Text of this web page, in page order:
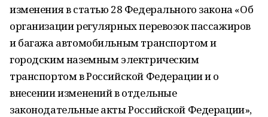
изменения в статью 28 Федерального закона «Об
организации регулярных перевозок пассажиров
и багажа автомобильным транспортом и
городским наземным электрическим
транспортом в Российской Федерации и о
внесении изменений в отдельные
законодательные акты Российской Федерации»,